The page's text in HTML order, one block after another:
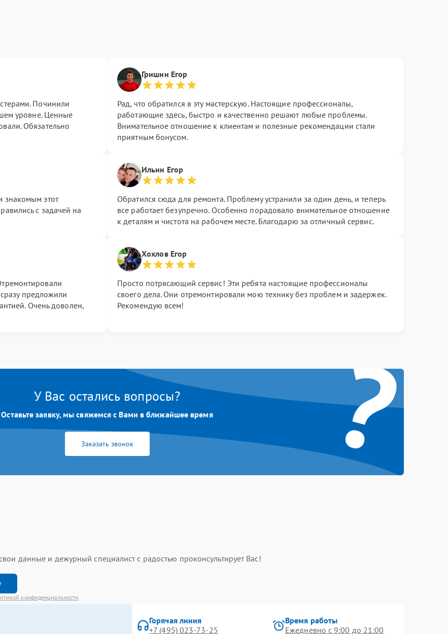
Починили
уровне. Ценные
Обязательно
Гришин Егор
Рад, что обратился в эту мастерскую. Настоящие профессионалы,
работающие здесь, быстро и качественно решают любые проблемы.
Внимательное отношение к клиентам и полезные рекомендации стали
приятным бонусом.
знакомым этот
с задачей на
Ильин Егор
Обратился сюда для ремонта. Проблему устранили за один день, и теперь
все работает безупречно. Особенно порадовало внимательное отношение
к деталям и чистота на рабочем месте. Благодарю за отличный сервис.
сразу предложили
Очень доволен,
Хохлов Егор
Просто потрясающий сервис! Эти ребята настоящие профессионалы
своего дела. Они отремонтировали мою технику без проблем и задержек.
Рекомендую всем!
?
У Вас остались вопросы?
Оставьте заявку, мы свяжемся с Вами в ближайшее время
Заказать звонок
свои данные и дежурный специалист с радостью проконсультирует Вас!
конфиденциальности
Горячая линия
+7 (495) 023-73-25
Время работы
Ежедневно с 9:00 до 21:00